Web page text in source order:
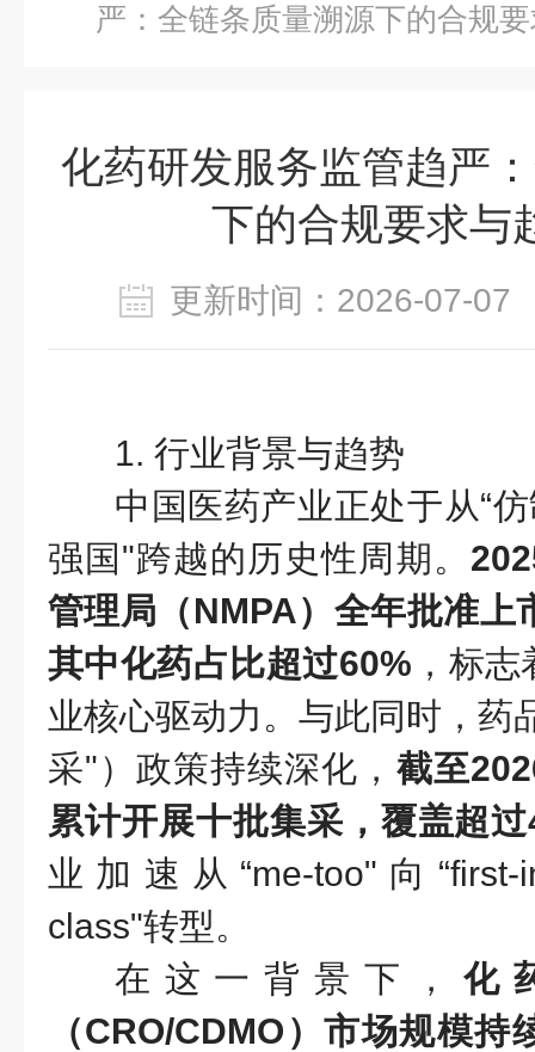
严：全链条质量溯源下的合规
化药研发服务监管趋严
下的合规要求与
更新时间：2026-07-
1. 行业背景与趋势
中国医药产业正处于从“
强国"跨越的历史性周期。
管理局（NMPA）全年批准上
其中化药占比超过60% ，标
业核心驱动力。与此同时，药
采"）政策持续深化， 截至
累计开展十批集采，覆盖超
业加速从“me-too"向“first-
class"转型。
在这一背景下， 化
（CRO/CDMO）市场规模